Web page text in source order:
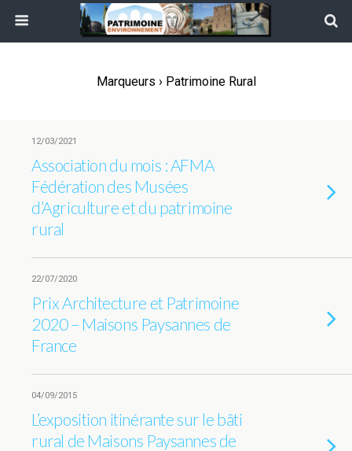
Marqueurs › Patrimoine Rural
12/03/2021
Association du mois : AFMA
Fédération des Musées
d’Agriculture et du patrimoine
rural
22/07/2020
Prix Architecture et Patrimoine
2020 – Maisons Paysannes de
France
04/09/2015
L’exposition itinérante sur le bâti
rural de Maisons Paysannes de